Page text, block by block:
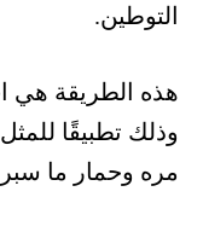
التوطين.
هذه الطريقة هي
وذلك تطبيقًا
مره وحمار ما